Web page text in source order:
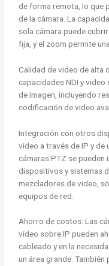
de forma remota, lo que
de la cámara. La
sola cámara puede
fija, y el zoom permite
Calidad de video de alta
capacidades NDI y video
de imagen, incluyendo
codificación de video
Integración con otros
video a través de IP y
cámaras PTZ se
dispositivos y sistemas
mezcladores de video,
equipos de red.
Ahorro de costos: Las
video sobre IP pueden
cableado y en la
un área grande.